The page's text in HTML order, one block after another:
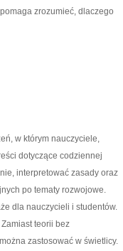
zrozumieć, dlaczego
w którym nauczyciele,
dotyczące codziennej
interpretować zasady oraz
po tematy rozwojowe.
dla nauczycieli i studentów.
teorii bez
zastosować w świetlicy.